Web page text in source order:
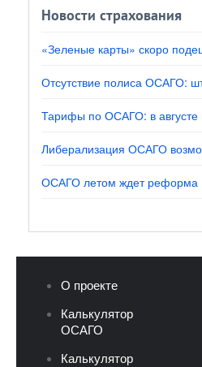
Новости страхования
«Зеленые карты» скоро
Отсутствие полиса ОСАГО:
Тарифы по ОСАГО: в августе
Либерализация ОСАГО
ОСАГО летом ждет реформа
О проекте
Калькулятор
ОСАГО
Калькулятор